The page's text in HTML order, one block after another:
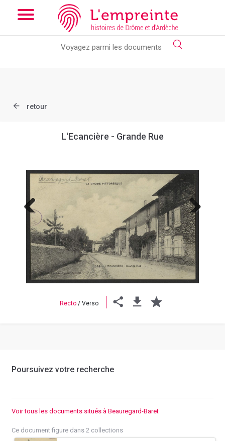
Array ( [slug] => document [ref] => B263626101_CP169 )
the new slick-theme.css if you want the default styling
retour
L'Ecancière - Grande Rue
Previous Next
Recto / Verso
Poursuivez votre recherche
Voir tous les documents situés à Beauregard-Baret
Ce document figure dans 2 collections